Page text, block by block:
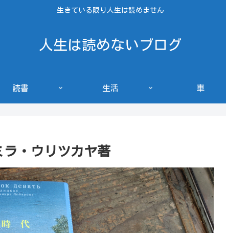
生きている限り人生は読めません
人生は読めないブログ
読書 生活 車
・ウリツカヤ著